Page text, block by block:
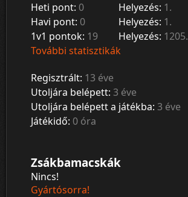
Heti pont: 0 Helyezés: 1.
Havi pont: 0 Helyezés: 1.
1v1 pontok: 19 Helyezés: 1205.
További statisztikák
Regisztrált: 13 éve
Utoljára belépett: 3 éve
Utoljára belépett a játékba: 3 éve
Játékidő: 0 óra
Zsákbamacskák
Nincs!
Gyártósorra!